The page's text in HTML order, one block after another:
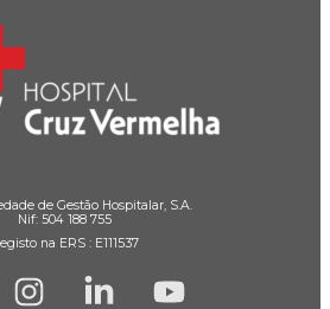
de Gestão Hospitalar, S.A.
Nif: 504 188 755
na ERS : E111537